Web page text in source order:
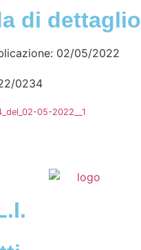
di dettaglio
02/05/2022
0234
05-2022__1